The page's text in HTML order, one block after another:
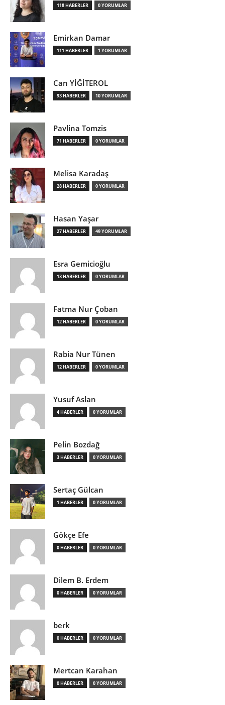
118 HABERLER 0 YORUMLAR
Emirkan Damar
111 HABERLER 1 YORUMLAR
Can YİĞİTEROL
93 HABERLER 10 YORUMLAR
Pavlina Tomzis
71 HABERLER 0 YORUMLAR
Melisa Karadaş
28 HABERLER 0 YORUMLAR
Hasan Yaşar
27 HABERLER 49 YORUMLAR
Esra Gemicioğlu
13 HABERLER 0 YORUMLAR
Fatma Nur Çoban
12 HABERLER 0 YORUMLAR
Rabia Nur Tünen
12 HABERLER 0 YORUMLAR
Yusuf Aslan
4 HABERLER 0 YORUMLAR
Pelin Bozdağ
3 HABERLER 0 YORUMLAR
Sertaç Gülcan
1 HABERLER 0 YORUMLAR
Gökçe Efe
0 HABERLER 0 YORUMLAR
Dilem B. Erdem
0 HABERLER 0 YORUMLAR
berk
0 HABERLER 0 YORUMLAR
Mertcan Karahan
0 HABERLER 0 YORUMLAR